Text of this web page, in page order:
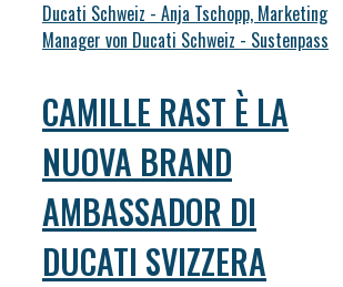
CAMILLE RAST È LA
NUOVA BRAND
AMBASSADOR DI
DUCATI SVIZZERA